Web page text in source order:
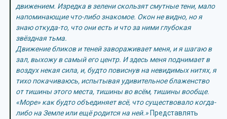
движением. Изредка в зелени скользят смутные тени, мало
напоминающие что-либо знакомое. Окон не видно, но я
знаю откуда-то, что они есть и что за ними глубокая
звёздная тьма.
Движение бликов и теней завораживает меня, и я шагаю в
зал, выхожу в самый его центр. И здесь меня поднимает в
воздух некая сила, и, будто повиснув на невидимых нитях, я
тихо покачиваюсь, испытывая удивительное блаженство
от тишины этого места, тишины во всём, тишины вообще.
«Море» как будто объединяет всё, что существовало когда-
либо на Земле или ещё родится на ней.» Представлять